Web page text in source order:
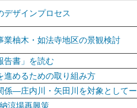
デザインプロセス
柚木・如法寺地区の景観検討
告書」を読む
進めるための取り組み方
係―庄内川・矢田川を対象としてー
涼場再興策